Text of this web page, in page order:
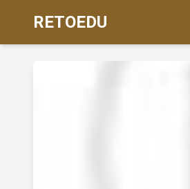
RETOEDU